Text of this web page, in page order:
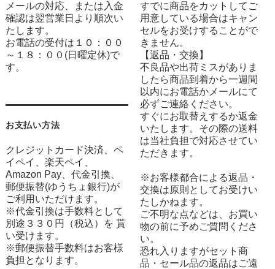
メールの対応、または入金
確認は翌営業日より順次い
たします。
お電話の受付は１０：００
～１８：００(日曜定休)で
す。
お支払い方法
クレジットカード決済、ペ
イペイ、楽天ペイ、
Amazon Pay、代金引換、
郵便振替(ゆうちょ銀行)が
ご利用いただけます。
※代金引換は手数料として
別途３３０円（税込）を 貰
い受けます。
※郵便振替手数料はお客様
負担となります。
すでに商品をカットしてご
用意している場合はキャン
セルをお受けすることがで
きません。
【返品・交換】
不良品や出荷ミスがありま
したら商品到着から一週間
以内にお電話かメールにて
必ずご連絡ください。
すぐにお取替えするか返金
いたします。その際の送料
は当社負担で対応させてい
ただきます。
※お客様都合による返品・
交換は原則としてお受けい
たしかねます。
ご不明な点などは、お買い
物の前に予めご質問くださ
い。
恐れ入りますがセット商
品・セール品の返品はご遠